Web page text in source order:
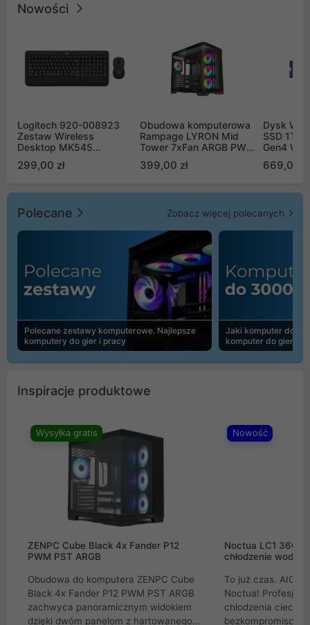
Nowości
Logitech 920-008923
Zestaw Wireless
Desktop MK545
299,00 zł
Obudowa komputerowa
Rampage LYRON Mid
Tower 7xFan ARGB PWM
399,00 zł
Dysk WD
SSD 1TB
Gen4
669,00
Polecane Zobacz więcej polecanych
Polecane zestawy komputerowe. Najlepsze
komputery do gier i pracy
Jaki komputer do
komputer do gier |
Inspiracje produktowe
Wysyłka gratis
ZENPC Cube Black 4x Fander P12
PWM PST ARGB
Obudowa do komputera ZENPC Cube
Black 4x Fander P12 PWM PST ARGB
zachwyca panoramicznym widokiem
dzięki dwóm panelom z hartowanego
Nowość
Noctua LC1
chłodzenie wodne
To już czas. AIO
Noctua!
chłodzenia cieczą